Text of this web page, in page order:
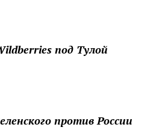
под Тулой
против России